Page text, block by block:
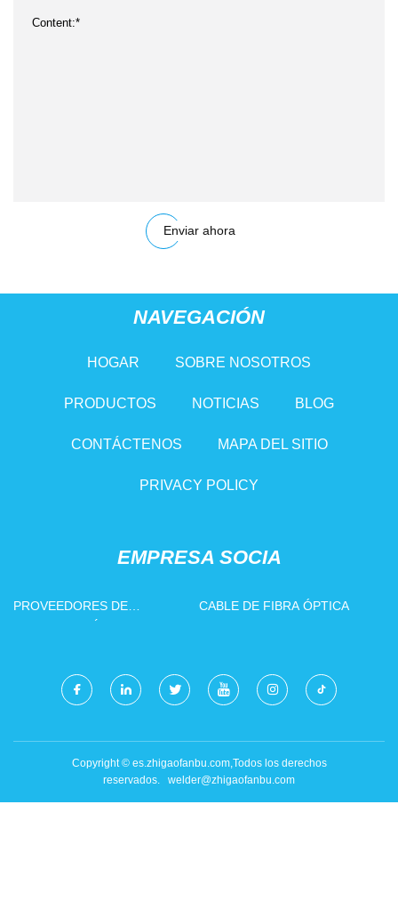
Enviar ahora
NAVEGACIÓN
HOGAR SOBRE NOSOTROS
PRODUCTOS NOTICIAS BLOG
CONTÁCTENOS MAPA DEL SITIO
PRIVACY POLICY
EMPRESA SOCIA
PROVEEDORES DE
CABLE DE FIBRA ÓPTICA
Copyright © es.zhigaofanbu.com,Todos los derechos
reservados. welder@zhigaofanbu.com